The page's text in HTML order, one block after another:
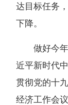
达目标任务
下降。
做好今年
近平新时代
贯彻党的十
经济工作会